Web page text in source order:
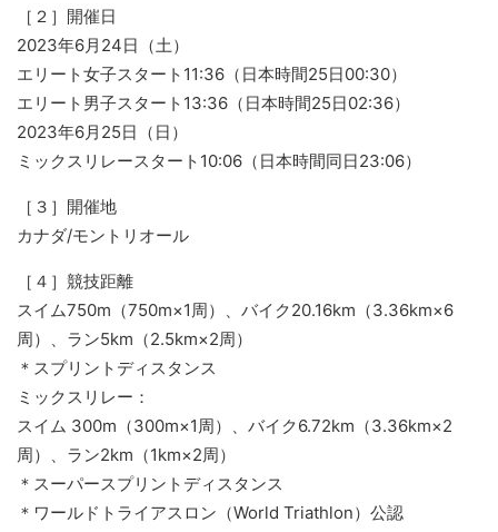
［２］開催日
2023年6月24日（土）
エリート女子スタート11:36（日本時間25日00:30）
エリート男子スタート13:36（日本時間25日02:36）
2023年6月25日（日）
ミックスリレースタート10:06（日本時間同日23:06）
［３］開催地
カナダ/モントリオール
［４］競技距離
スイム750m（750m×1周）、バイク20.16km（3.36km×6
周）、ラン5km（2.5km×2周）
＊スプリントディスタンス
ミックスリレー：
スイム 300m（300m×1周）、バイク6.72km（3.36km×2
周）、ラン2km（1km×2周）
＊スーパースプリントディスタンス
＊ワールドトライアスロン（World Triathlon）公認